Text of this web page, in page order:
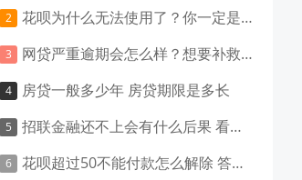
花呗为什么无法使用了？你一定是做了这些事！
网贷严重逾期会怎么样？想要补救就得这样做！
房贷一般多少年 房贷期限是多长
招联金融还不上会有什么后果 看这里就清楚了
花呗超过50不能付款怎么解除 答案是这样的